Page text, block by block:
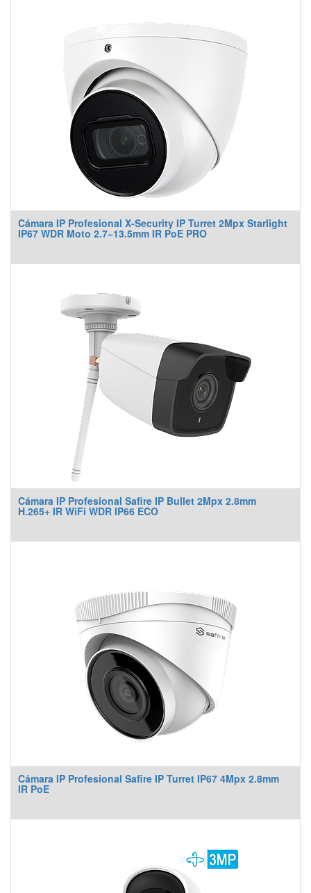
Cámara IP Profesional X-Security IP Turret 2Mpx Starlight
IP67 WDR Moto 2.7~13.5mm IR PoE PRO
Cámara IP Profesional Safire IP Bullet 2Mpx 2.8mm
H.265+ IR WiFi WDR IP66 ECO
Cámara IP Profesional Safire IP Turret IP67 4Mpx 2.8mm
IR PoE